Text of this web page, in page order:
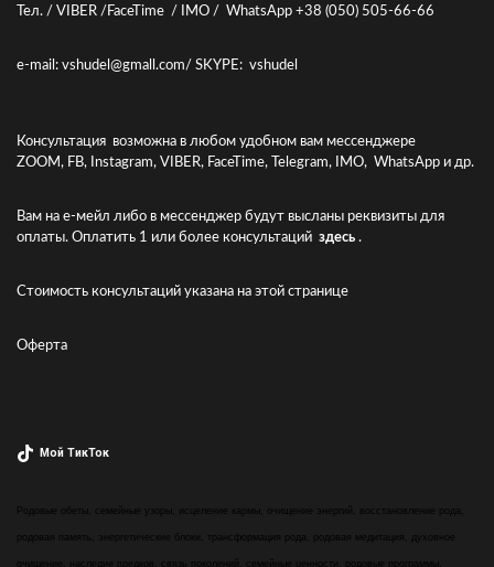
Тел. / VIBER /FaceTime / IMO / WhatsApp +38 (050) 505-66-66
e-mail: vshudel@gmall.com/ SKYPE: vshudel
Консультация возможна в любом удобном вам мессенджере
ZOOM, FB, Instagram, VIBER, FaceTime, Telegram, IMO, WhatsApp и др.
Вам на е-мейл либо в мессенджер будут высланы реквизиты для
оплаты. Оплатить 1 или более консультаций здесь .
Стоимость консультаций указана на этой странице
Оферта
Мой ТикТок
Родовые обеты, семейные узоры, исцеление кармы, очищение энергий, восстановление рода,
родовая память, энергетические блоки, трансформация рода, родовая медитация, духовное
очищение, наследие предков, связь поколений, семейные ценности, родовые программы,